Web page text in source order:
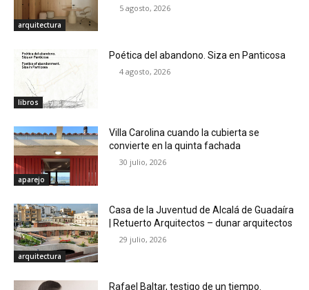
arquitectura
5 agosto, 2026
libros
Poética del abandono. Siza en Panticosa
4 agosto, 2026
aparejo
Villa Carolina cuando la cubierta se
convierte en la quinta fachada
30 julio, 2026
arquitectura
Casa de la Juventud de Alcalá de Guadaíra
| Retuerto Arquitectos – dunar arquitectos
29 julio, 2026
Rafael Baltar, testigo de un tiempo.